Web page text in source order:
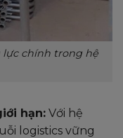
lực chính trong hệ
hạn:Với hệ
logistics vững